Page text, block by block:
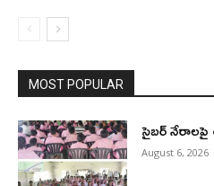
MOST POPULAR
సైబర్ నేరాలపై
August 6, 2026